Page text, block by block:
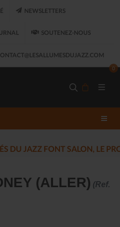
NEWSLETTERS
SOUTENEZ-NOUS
0
DU JAZZ FONT SALON, LE
(ALLER) (Ref.